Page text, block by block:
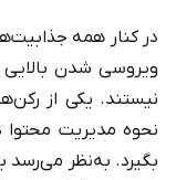
در کنار همه
ویروسی شدن بالایی
نیستند. یکی از
نحوه مدیریت محتوا
بگیرد. به‌نظر می‌رسد